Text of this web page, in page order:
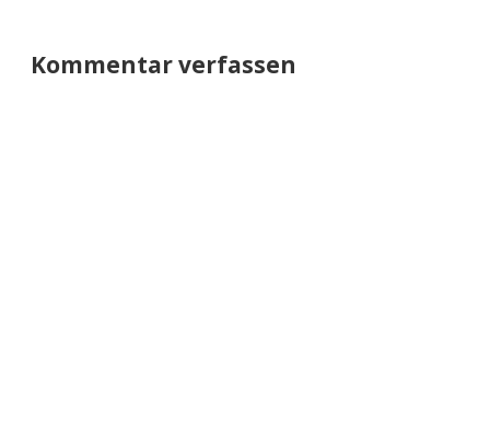
Kommentar verfassen